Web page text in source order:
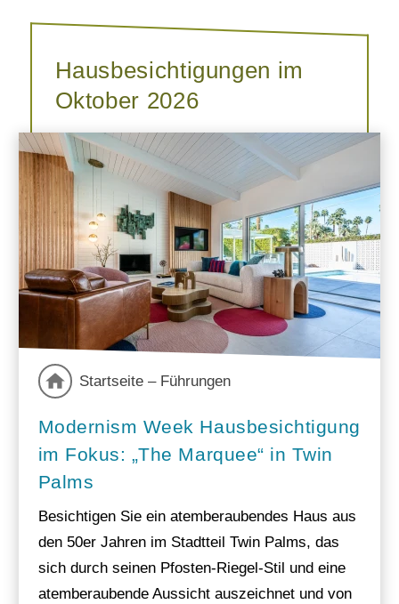
Hausbesichtigungen im
Oktober 2026
Startseite – Führungen
Modernism Week Hausbesichtigung
im Fokus: „The Marquee“ in Twin
Palms
Besichtigen Sie ein atemberaubendes Haus aus
den 50er Jahren im Stadtteil Twin Palms, das
sich durch seinen Pfosten-Riegel-Stil und eine
atemberaubende Aussicht auszeichnet und von